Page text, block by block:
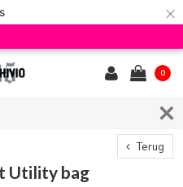
×
0
Terug
Utility bag